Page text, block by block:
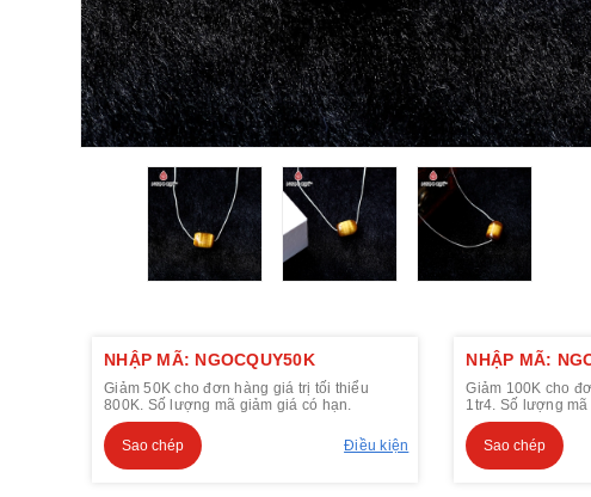
NHẬP MÃ: NGOCQUY50K
Giảm 50K cho đơn hàng giá trị tối thiểu
800K. Số lượng mã giảm giá có hạn.
Sao chép Điều kiện
NHẬP MÃ:
Giảm 100K cho
1tr4. Số lượng
Sao chép